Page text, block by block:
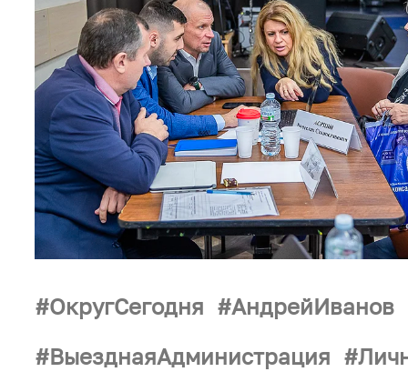
ОкругСегодня
АндрейИванов
ВыезднаяАдминистрация